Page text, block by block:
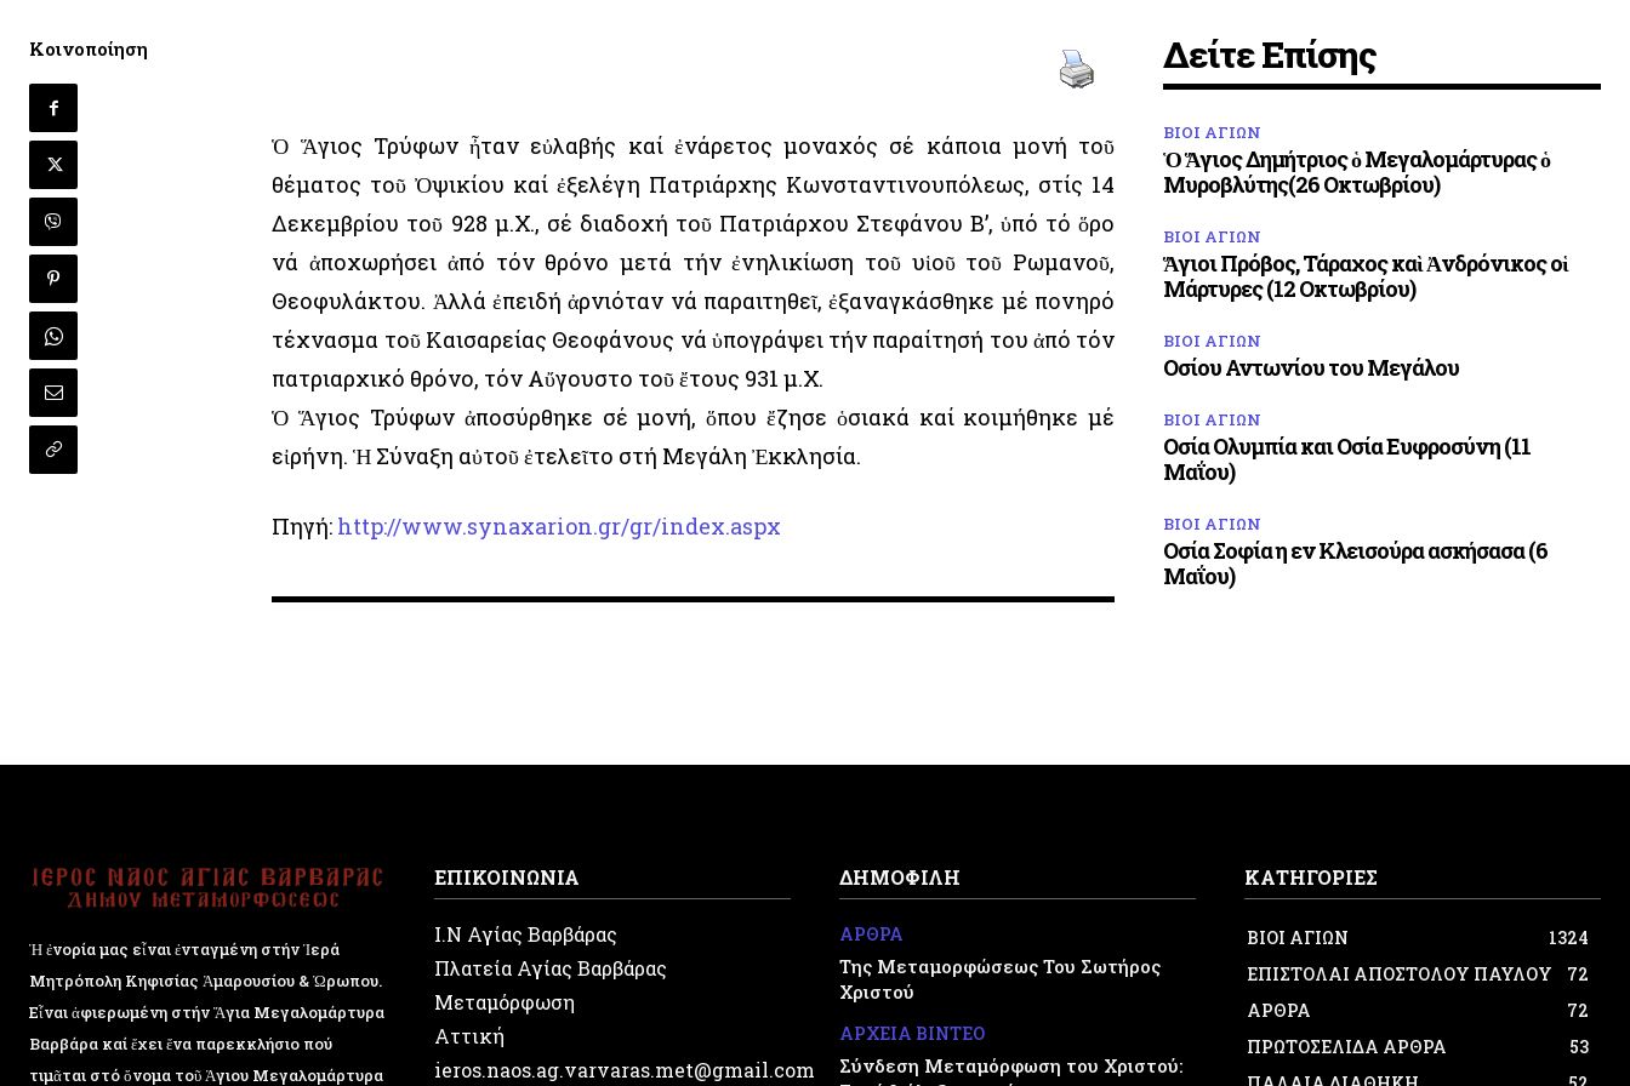
Κοινοποίηση
Ὁ Ἅγιος Τρύφων ἦταν εὐλαβής καί ἐνάρετος μοναχός σέ κάποια μονή τοῦ
θέματος τοῦ Ὀψικίου καί ἐξελέγη Πατριάρχης Κωνσταντινουπόλεως, στίς 14
Δεκεμβρίου τοῦ 928 μ.Χ., σέ διαδοχή τοῦ Πατριάρχου Στεφάνου Β’, ὑπό τό ὅρο
νά ἀποχωρήσει ἀπό τόν θρόνο μετά τήν ἐνηλικίωση τοῦ υἱοῦ τοῦ Ρωμανοῦ,
Θεοφυλάκτου. Ἀλλά ἐπειδή ἀρνιόταν νά παραιτηθεῖ, ἐξαναγκάσθηκε μέ πονηρό
τέχνασμα τοῦ Καισαρείας Θεοφάνους νά ὑπογράψει τήν παραίτησή του ἀπό τόν
πατριαρχικό θρόνο, τόν Αὔγουστο τοῦ ἔτους 931 μ.Χ.
Ὁ Ἅγιος Τρύφων ἀποσύρθηκε σέ μονή, ὅπου ἔζησε ὁσιακά καί κοιμήθηκε μέ
εἰρήνη. Ἡ Σύναξη αὐτοῦ ἐτελεῖτο στή Μεγάλη Ἐκκλησία.
Πηγή: http://www.synaxarion.gr/gr/index.aspx
Δείτε Επίσης
ΒΙΟΙ ΑΓΙΩΝ
Ὁ Ἅγιος Δημήτριος ὁ Μεγαλομάρτυρας ὁ
Μυροβλύτης(26 Οκτωβρίου)
ΒΙΟΙ ΑΓΙΩΝ
Ἅγιοι Πρόβος, Τάραχος καὶ Ἀνδρόνικος οἱ
Μάρτυρες (12 Οκτωβρίου)
ΒΙΟΙ ΑΓΙΩΝ
Οσίου Αντωνίου του Μεγάλου
ΒΙΟΙ ΑΓΙΩΝ
Οσία Ολυμπία και Οσία Ευφροσύνη (11
Μαΐου)
ΒΙΟΙ ΑΓΙΩΝ
Οσία Σοφία η εν Κλεισούρα ασκήσασα (6
Μαΐου)
Ἡ ἐνορία μας εἶναι ἐνταγμένη στήν Ἱερά
Μητρόπολη Κηφισίας Ἁμαρουσίου & Ὠρωπου.
Εἶναι ἀφιερωμένη στήν Ἅγια Μεγαλομάρτυρα
Βαρβάρα καί ἔχει ἕνα παρεκκλήσιο πού
τιμᾶται στό ὄνομα τοῦ Ἁγιου Μεγαλομάρτυρα
ΕΠΙΚΟΙΝΩΝΙΑ
Ι.Ν Αγίας Βαρβάρας
Πλατεία Αγίας Βαρβάρας
Μεταμόρφωση
Αττική
ieros.naos.ag.varvaras.met@gmail.com
ΔΗΜΟΦΙΛΗ
ΑΡΘΡΑ
Της Μεταμορφώσεως Του Σωτήρος
Χριστού
ΑΡΧΕΙΑ ΒΙΝΤΕΟ
Σύνδεση Μεταμόρφωση του Χριστού:
ΚΑΤΗΓΟΡΙΕΣ
ΒΙΟΙ ΑΓΙΩΝ
1324
ΕΠΙΣΤΟΛΑΙ ΑΠΟΣΤΟΛΟΥ ΠΑΥΛΟΥ
72
ΑΡΘΡΑ
72
ΠΡΩΤΟΣΕΛΙΔΑ ΑΡΘΡΑ
53